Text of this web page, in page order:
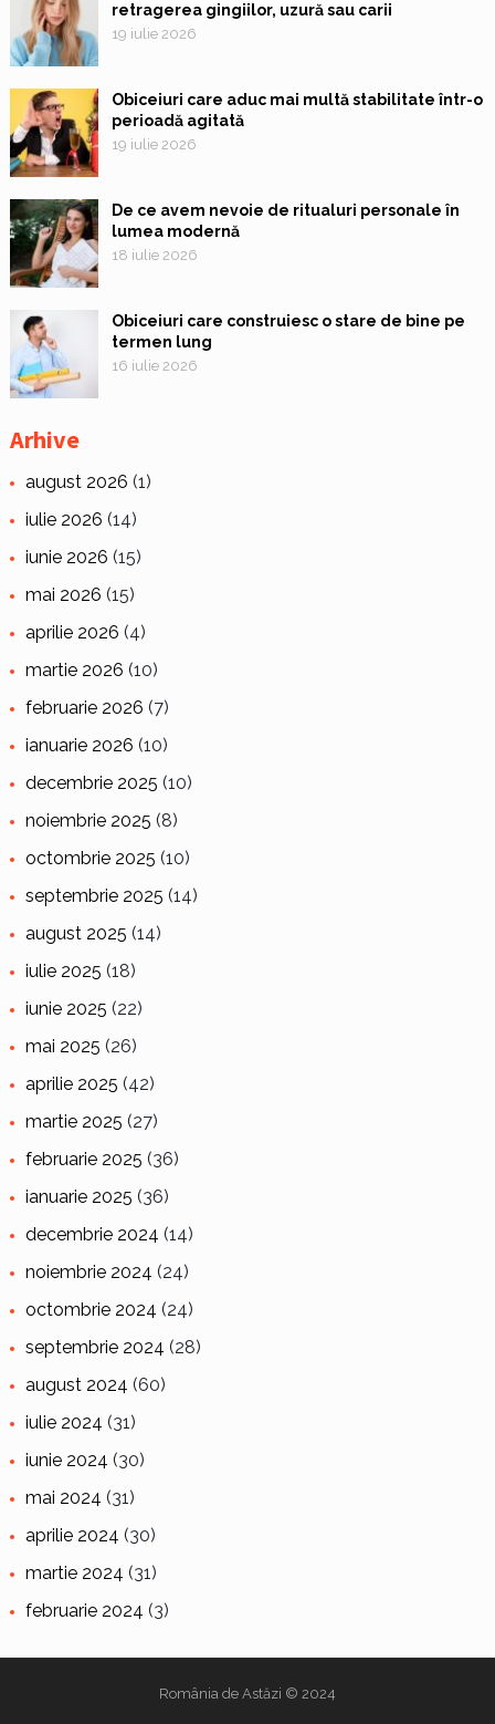
retragerea gingiilor, uzură sau carii
19 iulie 2026
Obiceiuri care aduc mai multă stabilitate într-o
perioadă agitată
19 iulie 2026
De ce avem nevoie de ritualuri personale în
lumea modernă
18 iulie 2026
Obiceiuri care construiesc o stare de bine pe
termen lung
16 iulie 2026
Arhive
august 2026 (1)
iulie 2026 (14)
iunie 2026 (15)
mai 2026 (15)
aprilie 2026 (4)
martie 2026 (10)
februarie 2026 (7)
ianuarie 2026 (10)
decembrie 2025 (10)
noiembrie 2025 (8)
octombrie 2025 (10)
septembrie 2025 (14)
august 2025 (14)
iulie 2025 (18)
iunie 2025 (22)
mai 2025 (26)
aprilie 2025 (42)
martie 2025 (27)
februarie 2025 (36)
ianuarie 2025 (36)
decembrie 2024 (14)
noiembrie 2024 (24)
octombrie 2024 (24)
septembrie 2024 (28)
august 2024 (60)
iulie 2024 (31)
iunie 2024 (30)
mai 2024 (31)
aprilie 2024 (30)
martie 2024 (31)
februarie 2024 (3)
România de Astăzi © 2024